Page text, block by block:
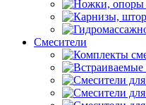
Смесители